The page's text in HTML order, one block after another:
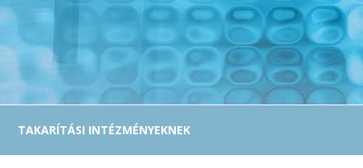
TAKARÍTÁSI INTÉZMÉNYEKNEK